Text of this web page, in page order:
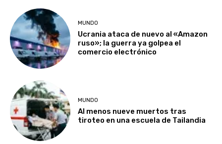
MUNDO
Ucrania ataca de nuevo al «Amazon
ruso»; la guerra ya golpea el
comercio electrónico
MUNDO
Al menos nueve muertos tras
tiroteo en una escuela de Tailandia